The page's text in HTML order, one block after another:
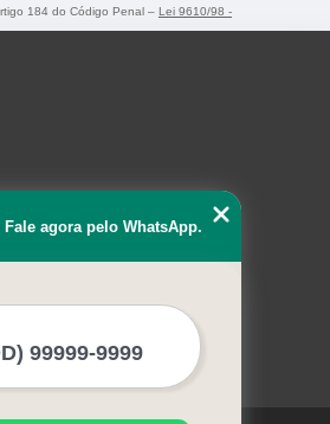
184 do Código Penal – Lei 9610/98 -
Fale agora pelo WhatsApp.